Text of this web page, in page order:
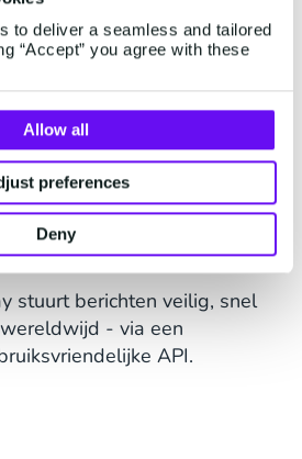
to deliver a seamless and tailored
“Accept” you agree with these
Allow all
preferences
Deny
en aflevering van de
als de parkeertijd afloopt en
kunnen volgen. Novak
karakter dat SMS geeft
biedt daarnaast een
voor de
Als booteigenaren willen
van hun boten, kan dat
van Parkmobile.
stuurt berichten veilig, snel
- via een
API.